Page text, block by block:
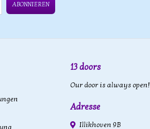
ABONNIEREN
13 doors
Our door is always open!
Adresse
Illikhoven 9B